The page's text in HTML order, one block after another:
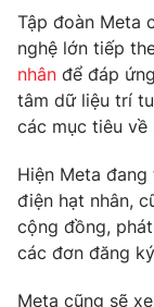
Câu chuyện
Tài chính
Thị trường
Góc doanh
Dữ liệu và đời
Truyền hình
Phim VTV
Hậu trường
Nhân vật
Điện ảnh
Âm nhạc
Sao
Đời sống
Du lịch
Tập đoàn Meta
nghệ lớn tiếp
nhân để đáp
tâm dữ liệu trí
các mục tiêu về
Hiện Meta
điện hạt nhân,
cộng đồng,
các đơn đăng
Meta cũng sẽ